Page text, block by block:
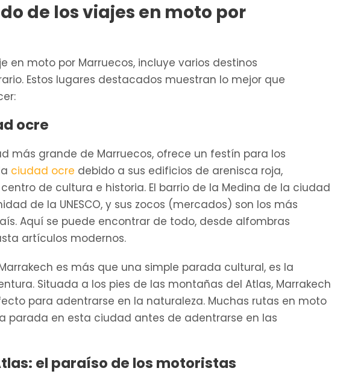
de los viajes en moto por
en moto por Marruecos, incluye varios destinos
Estos lugares destacados muestran lo mejor que
ocre
más grande de Marruecos, ofrece un festín para los
ciudad ocre debido a sus edificios de arenisca roja,
de cultura e historia. El barrio de la Medina de la ciudad
de la UNESCO, y sus zocos (mercados) son los más
Aquí se puede encontrar de todo, desde alfombras
artículos modernos.
es más que una simple parada cultural, es la
Situada a los pies de las montañas del Atlas, Marrakech
para adentrarse en la naturaleza. Muchas rutas en moto
parada en esta ciudad antes de adentrarse en las
el paraíso de los motoristas